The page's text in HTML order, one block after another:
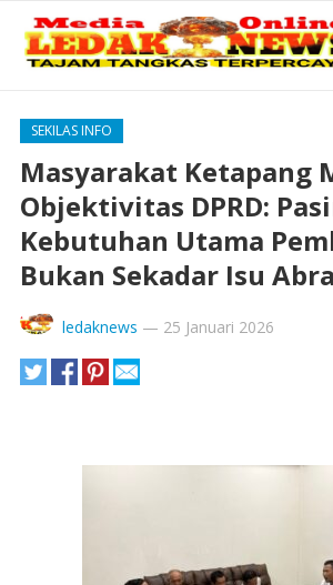
SEKILAS INFO
Masyarakat Ketapang
Objektivitas DPRD:
Kebutuhan Utama
Bukan Sekadar Isu
ledaknews — 25 Januari 2026